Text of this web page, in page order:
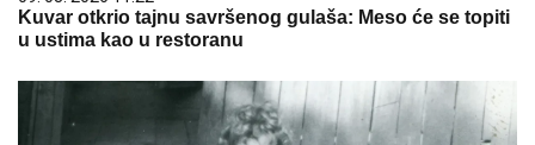
Kuvar otkrio tajnu savršenog gulaša: Meso će se topiti
u ustima kao u restoranu